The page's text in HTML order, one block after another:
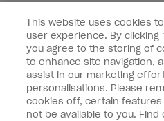
APÚNTAME
Customer Information
Connect with OPI
This website uses cookies
user experience. By clicking
you agree to the storing of
to enhance site navigation,
assist in our marketing
personalisations. Please
cookies off, certain
not be available to you.